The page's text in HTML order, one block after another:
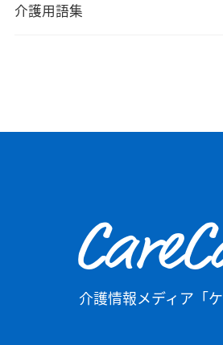
介護用語集
介護情報メディア「ケ